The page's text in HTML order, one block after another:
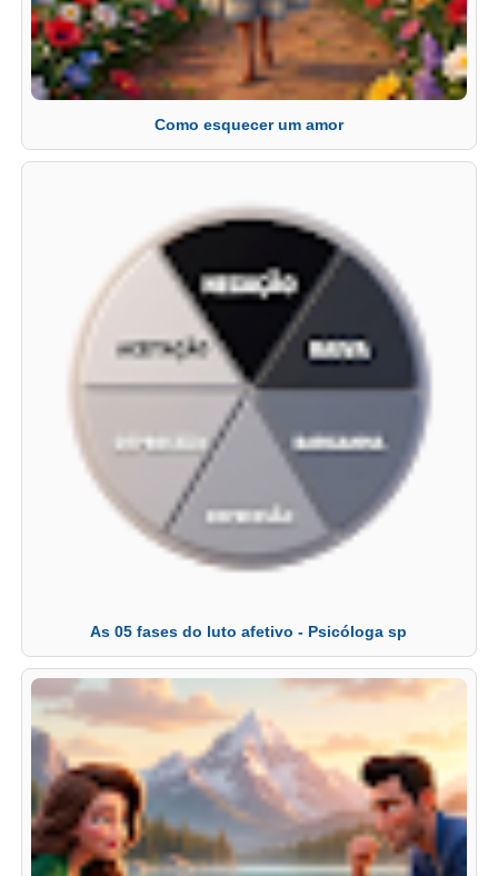
Como esquecer um amor
As 05 fases do luto afetivo - Psicóloga sp